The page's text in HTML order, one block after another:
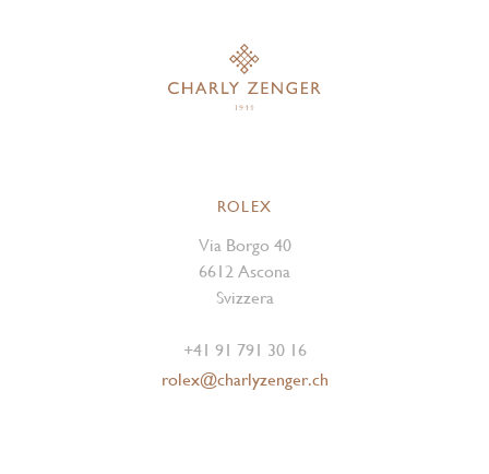
ROLEX
Via Borgo 40
6612 Ascona
Svizzera
+41 91 791 30 16
rolex@charlyzenger.ch